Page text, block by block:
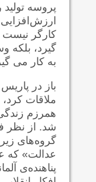
پروسه تولید
کارگر نیست
گیرد، بلکه
به کار می
باز در
ملاقات
همرزم
شد. از نظر
گروه‌های
عدالت» که
پناهنده‌ی